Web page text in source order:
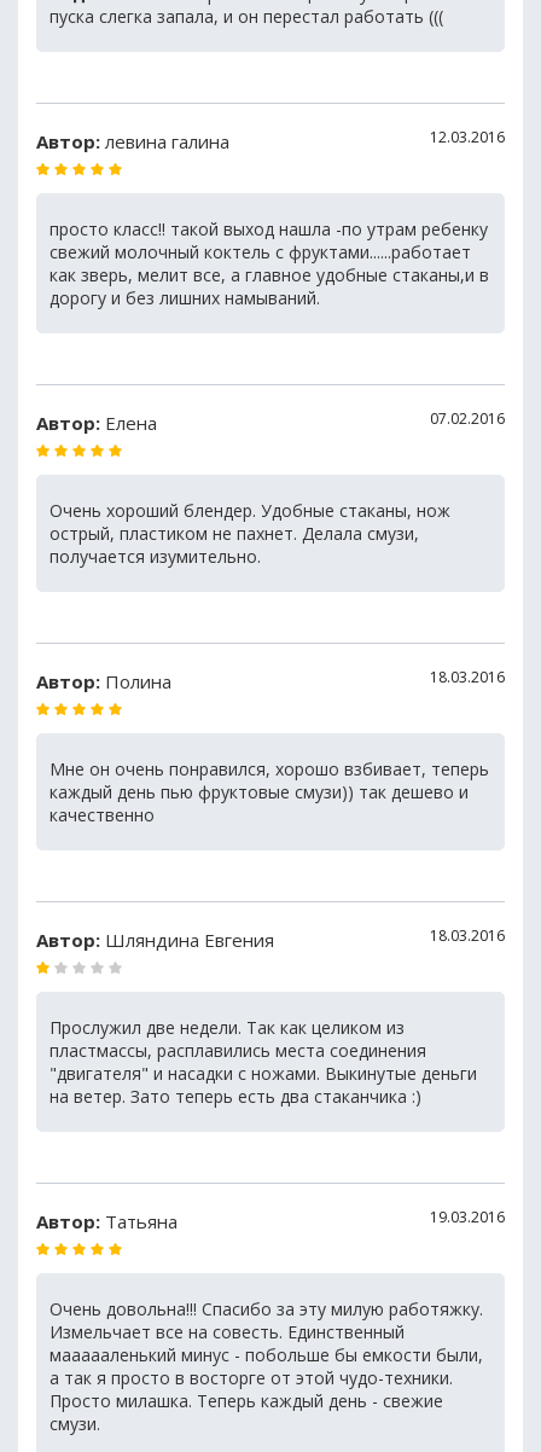
пуска слегка запала, и он перестал работать (((
Автор: левина галина 12.03.2016
просто класс!! такой выход нашла -по утрам ребенку
свежий молочный коктель с фруктами......работает
как зверь, мелит все, а главное удобные стаканы,и в
дорогу и без лишних намываний.
Автор: Елена 07.02.2016
Очень хороший блендер. Удобные стаканы, нож
острый, пластиком не пахнет. Делала смузи,
получается изумительно.
Автор: Полина 18.03.2016
Мне он очень понравился, хорошо взбивает, теперь
каждый день пью фруктовые смузи)) так дешево и
качественно
Автор: Шляндина Евгения 18.03.2016
Прослужил две недели. Так как целиком из
пластмассы, расплавились места соединения
"двигателя" и насадки с ножами. Выкинутые деньги
на ветер. Зато теперь есть два стаканчика :)
Автор: Татьяна 19.03.2016
Очень довольна!!! Спасибо за эту милую работяжку.
Измельчает все на совесть. Единственный
маааааленький минус - побольше бы емкости были,
а так я просто в восторге от этой чудо-техники.
Просто милашка. Теперь каждый день - свежие
смузи.